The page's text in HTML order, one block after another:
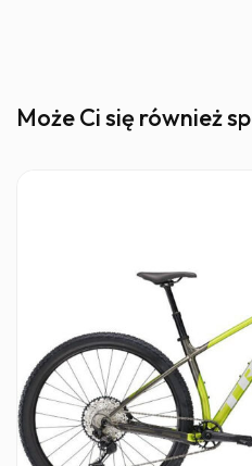
Może Ci się również